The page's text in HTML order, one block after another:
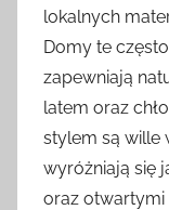
lokalnych
Domy te
zapewniają
latem oraz
stylem są wille
wyróżniają się
oraz otwartymi